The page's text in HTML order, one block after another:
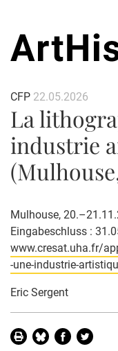
CFP 22.05.2026
La
industrie
Mulhouse,
Eingabeschluss :
www.cresat.uha.fr/
-une-industrie-
Eric Sergent